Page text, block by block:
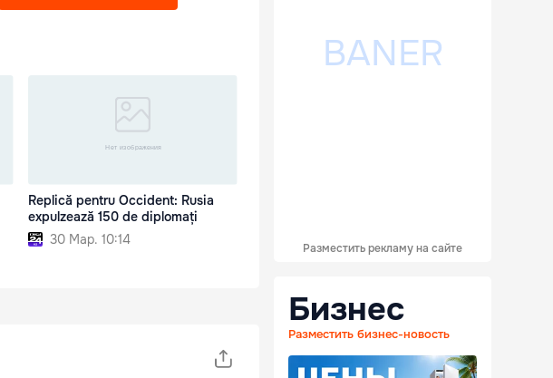
Replică pentru Occident: Rusia
expulzează 150 de diplomați
30 Мар. 10:14
Разместить рекламу на сайте
Бизнес
Разместить бизнес-новость